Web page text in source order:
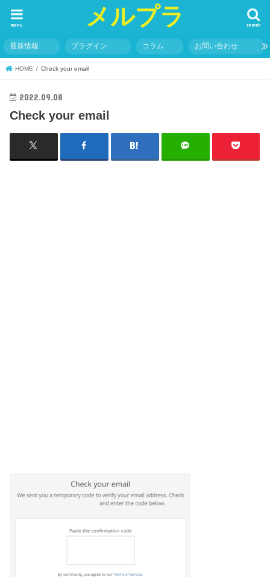
メルプラ search
menu
最新情報 プラグイン コラム お問い合わせ
HOME Check your email
2022.09.08
Check your email